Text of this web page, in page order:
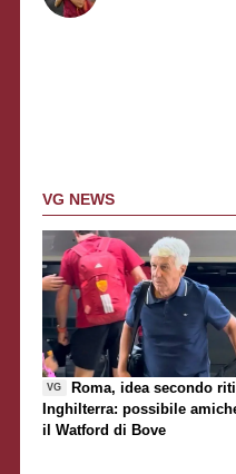
VG NEWS
VG
Roma, idea secondo
Inghilterra: possibile
il Watford di Bove